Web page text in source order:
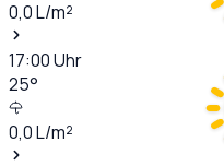
0,0L/m²
17:00Uhr
25°
0,0L/m²